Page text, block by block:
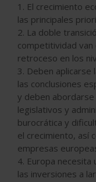
1. El crecimiento
las principales
2. La doble
competitividad van
retroceso en los
3. Deben aplicarse
las conclusiones
y deben
legislativos y
burocrática y
el crecimiento, así
empresas
4. Europa
las inversiones a